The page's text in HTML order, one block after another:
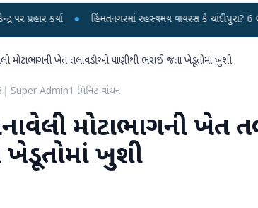
● હિંમતનગરમાં રહસ્યમય વાયરસ કે ચાંદીપુરા? 6 બાળકોના મોતથી
મોટાભાગની ખેત તલાવડીઓ પાણીથી ભરાઈ જતા ખેડૂતોમાં ખુશી
Super Admin1 મિનિટ વાંચન
મોટાભાગની ખેત
ખુશી